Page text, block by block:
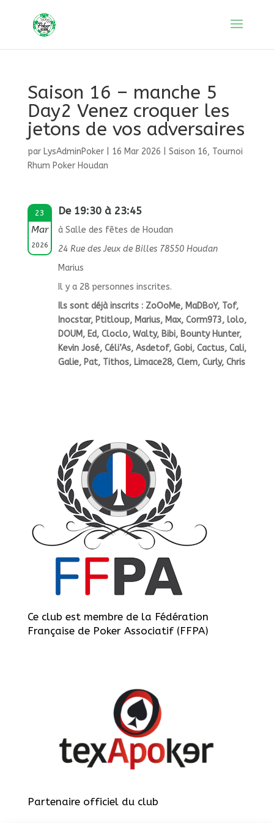
Saison 16 – manche 5
Day2 Venez croquer les
jetons de vos adversaires
par LysAdminPoker| 16 Mar 2026 Saison 16, Tournoi
Rhum Poker Houdan
23
Mar
2026
De 19:30 à 23:45
à Salle des fêtes de Houdan
24 Rue des Jeux de Billes 78550 Houdan
Marius
Il y a 28 personnes inscrites.
Ils sont déjà inscrits : ZoOoMe, MaDBoY, Tof,
Inocstar, Ptitloup, Marius, Max, Corm973, lolo,
DOUM, Ed, Cloclo, Walty, Bibi, Bounty Hunter,
Kevin José, Céli’As, Asdetof, Gobi, Cactus, Cali,
Galie, Pat, Tithos, Limace28, Clem, Curly, Chris
Ce club est membre de la Fédération
Française de Poker Associatif (FFPA)
Partenaire officiel du club